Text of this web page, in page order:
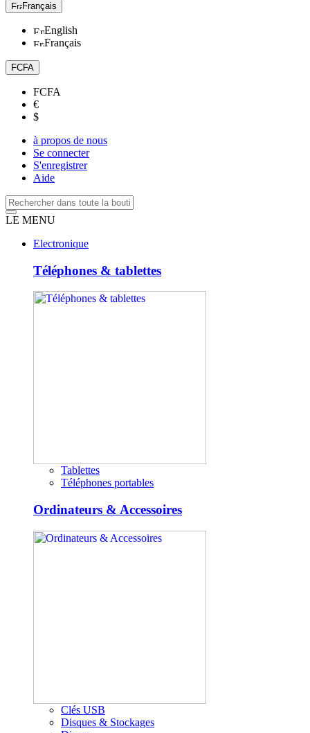
Français
English
Français
FCFA
FCFA
€
$
à propos de nous
Se connecter
S'enregistrer
Aide
LE MENU
Electronique
Téléphones & tablettes
Tablettes
Téléphones portables
Ordinateurs & Accessoires
Clés USB
Disques & Stockages